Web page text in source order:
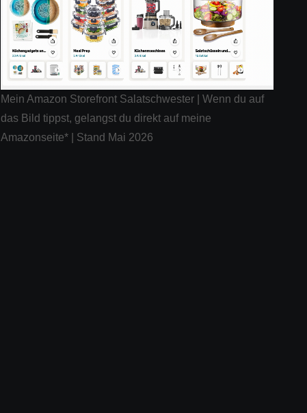
Mein Amazon Storefront Salatschwester | Wenn du auf
das Bild tippst, gelangst du direkt auf meine
Amazonseite* | Stand Mai 2026